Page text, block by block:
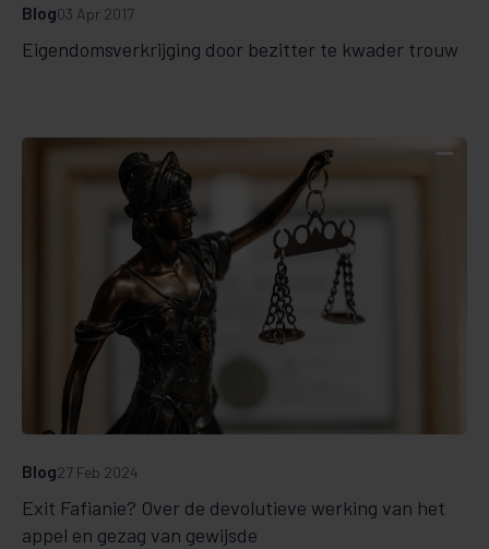
Eigendomsverkrijging door bezitter te kwader trouw
Blog03 Apr 2017
Exit Fafianie? Over de devolutieve werking van het
appel en gezag van gewijsde
Blog27 Feb 2024